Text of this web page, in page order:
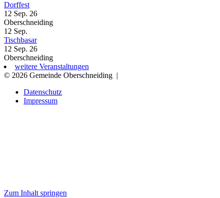
Dorffest
12 Sep. 26
Oberschneiding
12 Sep.
Tischbasar
12 Sep. 26
Oberschneiding
weitere Veranstaltungen
© 2026 Gemeinde Oberschneiding |
Datenschutz
Impressum
Zum Inhalt springen